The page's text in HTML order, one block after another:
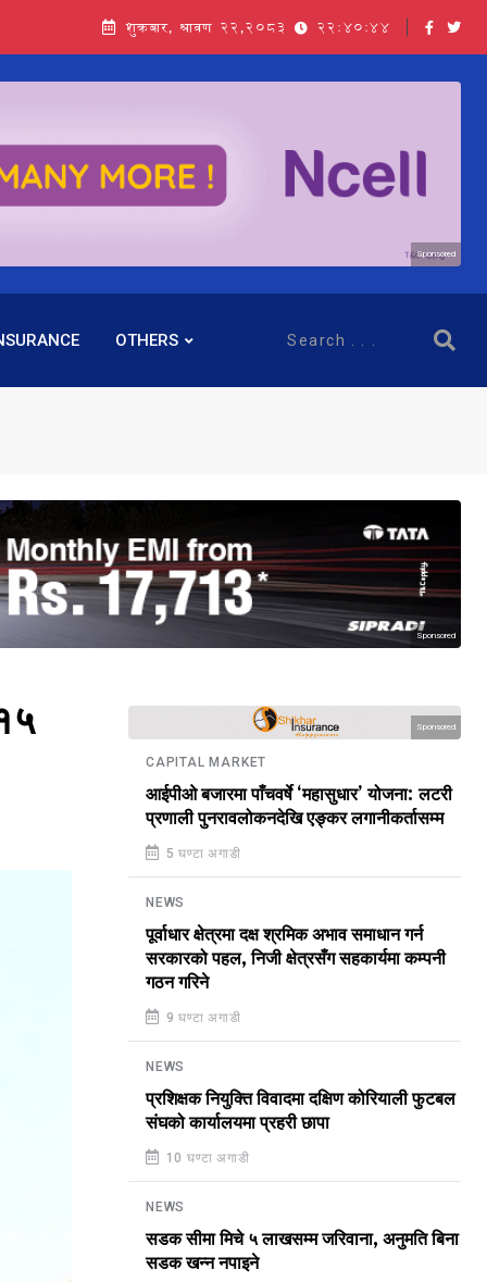
शुक्रबार, श्रावण २२,२०८३ 22:40:46
Sponsored
OTHERS
Sponsored
Sponsored
CAPITAL MARKET
आईपीओ बजारमा पाँचवर्षे ‘महासुधार’ योजना: लटरी
प्रणाली पुनरावलोकनदेखि एङ्कर लगानीकर्तासम्म
5 घण्टा अगाडी
NEWS
पूर्वाधार क्षेत्रमा दक्ष श्रमिक अभाव समाधान गर्न
सरकारको पहल, निजी क्षेत्रसँग सहकार्यमा कम्पनी
गठन गरिने
9 घण्टा अगाडी
NEWS
प्रशिक्षक नियुक्ति विवादमा दक्षिण कोरियाली फुटबल
संघको कार्यालयमा प्रहरी छापा
10 घण्टा अगाडी
NEWS
सडक सीमा मिचे ५ लाखसम्म जरिवाना, अनुमति बिना
सडक खन्न नपाइने